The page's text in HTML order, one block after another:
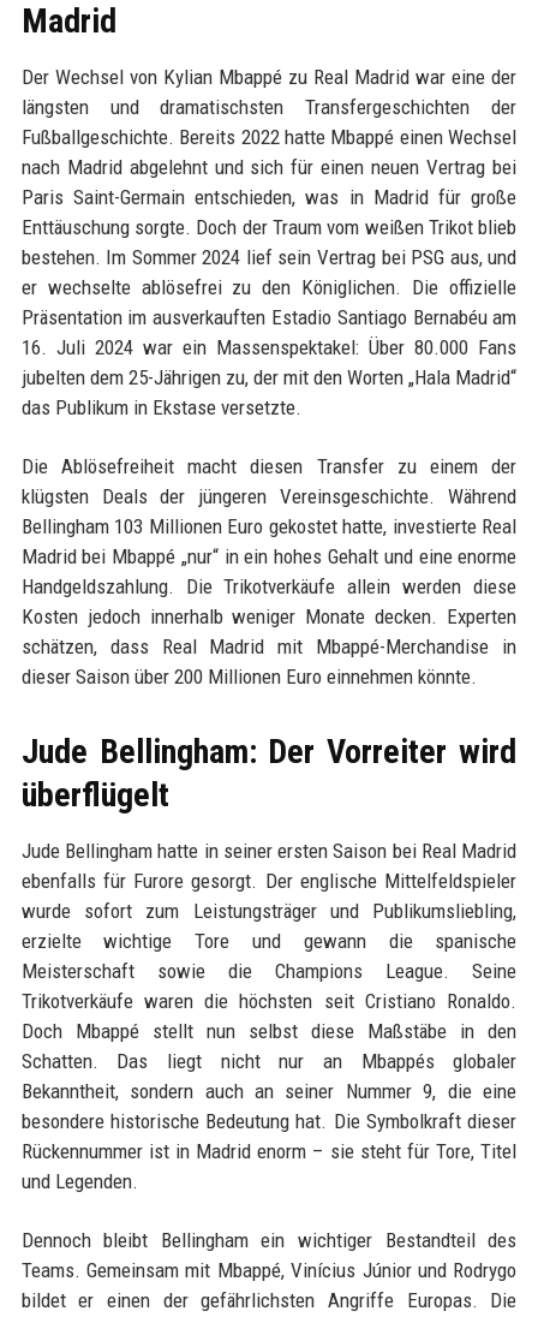
Madrid
Der Wechsel von Kylian Mbappé zu Real Madrid war eine der
längsten und dramatischsten Transfergeschichten der
Fußballgeschichte. Bereits 2022 hatte Mbappé einen Wechsel
nach Madrid abgelehnt und sich für einen neuen Vertrag bei
Paris Saint-Germain entschieden, was in Madrid für große
Enttäuschung sorgte. Doch der Traum vom weißen Trikot blieb
bestehen. Im Sommer 2024 lief sein Vertrag bei PSG aus, und
er wechselte ablösefrei zu den Königlichen. Die offizielle
Präsentation im ausverkauften Estadio Santiago Bernabéu am
16. Juli 2024 war ein Massenspektakel: Über 80.000 Fans
jubelten dem 25-Jährigen zu, der mit den Worten „Hala Madrid“
das Publikum in Ekstase versetzte.
Die Ablösefreiheit macht diesen Transfer zu einem der
klügsten Deals der jüngeren Vereinsgeschichte. Während
Bellingham 103 Millionen Euro gekostet hatte, investierte Real
Madrid bei Mbappé „nur“ in ein hohes Gehalt und eine enorme
Handgeldszahlung. Die Trikotverkäufe allein werden diese
Kosten jedoch innerhalb weniger Monate decken. Experten
schätzen, dass Real Madrid mit Mbappé-Merchandise in
dieser Saison über 200 Millionen Euro einnehmen könnte.
Jude Bellingham: Der Vorreiter wird
überflügelt
Jude Bellingham hatte in seiner ersten Saison bei Real Madrid
ebenfalls für Furore gesorgt. Der englische Mittelfeldspieler
wurde sofort zum Leistungsträger und Publikumsliebling,
erzielte wichtige Tore und gewann die spanische
Meisterschaft sowie die Champions League. Seine
Trikotverkäufe waren die höchsten seit Cristiano Ronaldo.
Doch Mbappé stellt nun selbst diese Maßstäbe in den
Schatten. Das liegt nicht nur an Mbappés globaler
Bekanntheit, sondern auch an seiner Nummer 9, die eine
besondere historische Bedeutung hat. Die Symbolkraft dieser
Rückennummer ist in Madrid enorm – sie steht für Tore, Titel
und Legenden.
Dennoch bleibt Bellingham ein wichtiger Bestandteil des
Teams. Gemeinsam mit Mbappé, Vinícius Júnior und Rodrygo
bildet er einen der gefährlichsten Angriffe Europas. Die